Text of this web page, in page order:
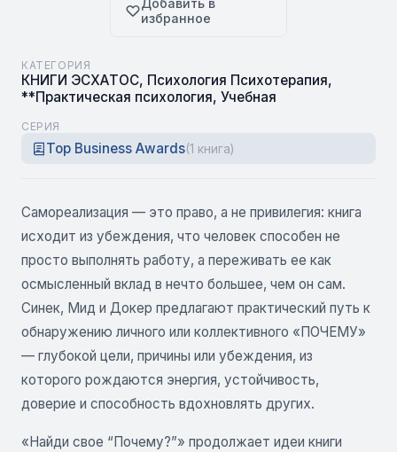
Добавить в
избранное
КАТЕГОРИЯ
КНИГИ ЭСХАТОС, Психология Психотерапия,
**Практическая психология, Учебная
СЕРИЯ
Top Business Awards(1 книга)
Самореализация — это право, а не привилегия: книга
исходит из убеждения, что человек способен не
просто выполнять работу, а переживать ее как
осмысленный вклад в нечто большее, чем он сам.
Синек, Мид и Докер предлагают практический путь к
обнаружению личного или коллективного «ПОЧЕМУ»
— глубокой цели, причины или убеждения, из
которого рождаются энергия, устойчивость,
доверие и способность вдохновлять других.
«Найди свое “Почему?”» продолжает идеи книги